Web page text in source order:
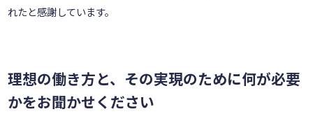
れたと感謝しています。
理想の働き方と、その実現のために何が必要
かをお聞かせください